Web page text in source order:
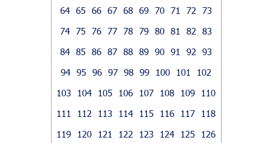
64 65 66 67 68 69 70 71 72
73
74 75 76 77 78 79 80 81 82
83
84 85 86 87 88 89 90 91 92
93
94 95 96 97 98 99 100 101
102
103
104 105 106 107 108 109
110
111
112 113 114 115 116 117
118
119
120 121 122 123 124 125
126